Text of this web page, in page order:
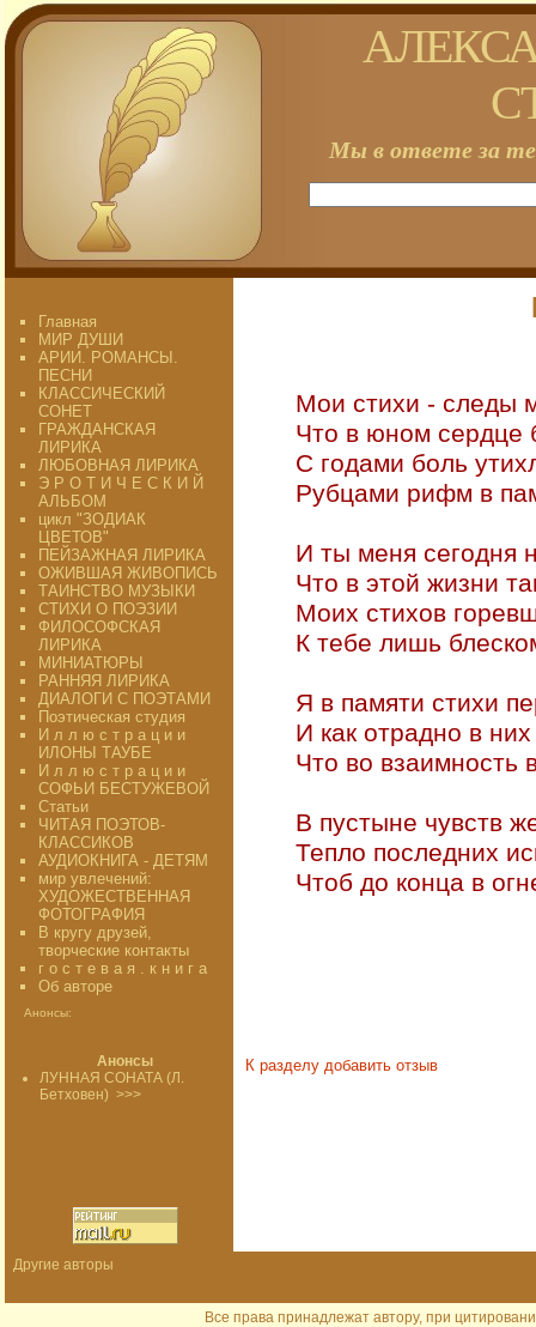
Мы в ответе за
Главная
МИР ДУШИ
АРИИ. РОМАНСЫ.
ПЕСНИ
КЛАССИЧЕСКИЙ
СОНЕТ
ГРАЖДАНСКАЯ
ЛИРИКА
ЛЮБОВНАЯ ЛИРИКА
Э Р О Т И Ч Е С К И Й
АЛЬБОМ
цикл "ЗОДИАК
ЦВЕТОВ"
ПЕЙЗАЖНАЯ ЛИРИКА
ОЖИВШАЯ ЖИВОПИСЬ
ТАИНСТВО МУЗЫКИ
СТИХИ О ПОЭЗИИ
ФИЛОСОФСКАЯ
ЛИРИКА
МИНИАТЮРЫ
РАННЯЯ ЛИРИКА
ДИАЛОГИ С ПОЭТАМИ
Поэтическая студия
И л л ю с т р а ц и и
ИЛОНЫ ТАУБЕ
И л л ю с т р а ц и и
СОФЬИ БЕСТУЖЕВОЙ
Статьи
ЧИТАЯ ПОЭТОВ-
КЛАССИКОВ
АУДИОКНИГА - ДЕТЯМ
мир увлечений:
ХУДОЖЕСТВЕННАЯ
ФОТОГРАФИЯ
В кругу друзей,
творческие контакты
г о с т е в а я . к н и г а
Об авторе
Анонсы:
Анонсы
ЛУННАЯ СОНАТА (Л.
Бетховен) >>>
Мои стихи - следы
Что в юном сердце
С годами боль
Рубцами рифм в
И ты меня сегодня
Что в этой жизни
Моих стихов
К тебе лишь
Я в памяти стихи
И как отрадно в
Что во взаимность
В пустыне чувств
Тепло последних
Чтоб до конца в
К разделу добавить отзыв
Другие авторы
Все права принадлежат автору, при